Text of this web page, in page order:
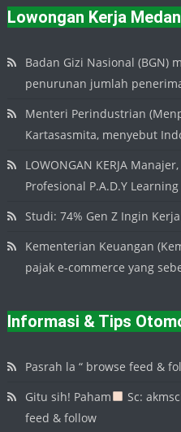
Lowongan Kerja Medan
Badan Gizi Nasional (BGN)
penurunan jumlah
Menteri Perindustrian
Kartasasmita, menyebut
LOWONGAN KERJA
Profesional P.A.D.Y
Studi: 74% Gen Z Ingin
Kementerian Keuangan
pajak e-commerce yang
Informasi & Tips
Pasrah la “ browse feed &
Gitu sih! Paham
Sc:
feed & follow